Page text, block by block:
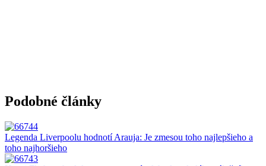
Podobné články
Legenda Liverpoolu hodnotí Arauja: Je zmesou toho najlepšieho a
toho najhoršieho